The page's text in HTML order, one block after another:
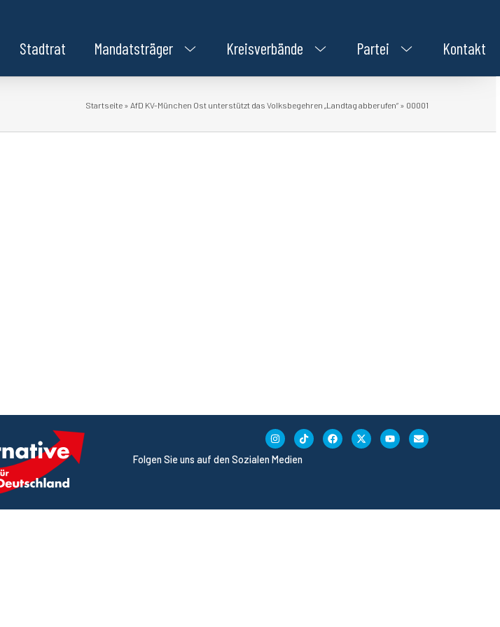
Stadtrat Mandatsträger Kreisverbände Partei Kontakt
Startseite » AfD KV-München Ost unterstützt das Volksbegehren „Landtag abberufen“ » 00001
Folgen Sie uns auf den Sozialen Medien